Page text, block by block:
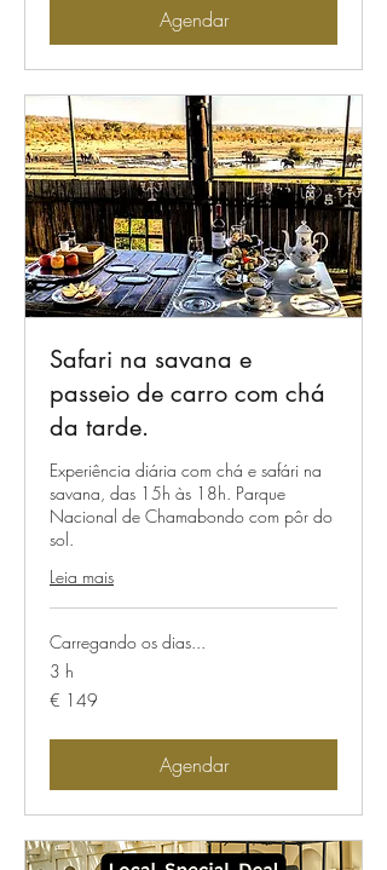
Agendar
Safari na savana e
passeio de carro com chá
da tarde.
Experiência diária com chá e safári na
savana, das 15h às 18h. Parque
Nacional de Chamabondo com pôr do
sol.
Leia mais
Carregando os dias...
3 h
149
Euros
€ 149
Agendar